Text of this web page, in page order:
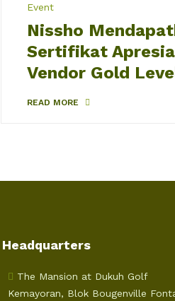
Event
Nissho
Sertifikat
Vendor Gold
READ MORE
Headquarters
The Mansion at Dukuh Golf
Kemayoran, Blok Bougenville